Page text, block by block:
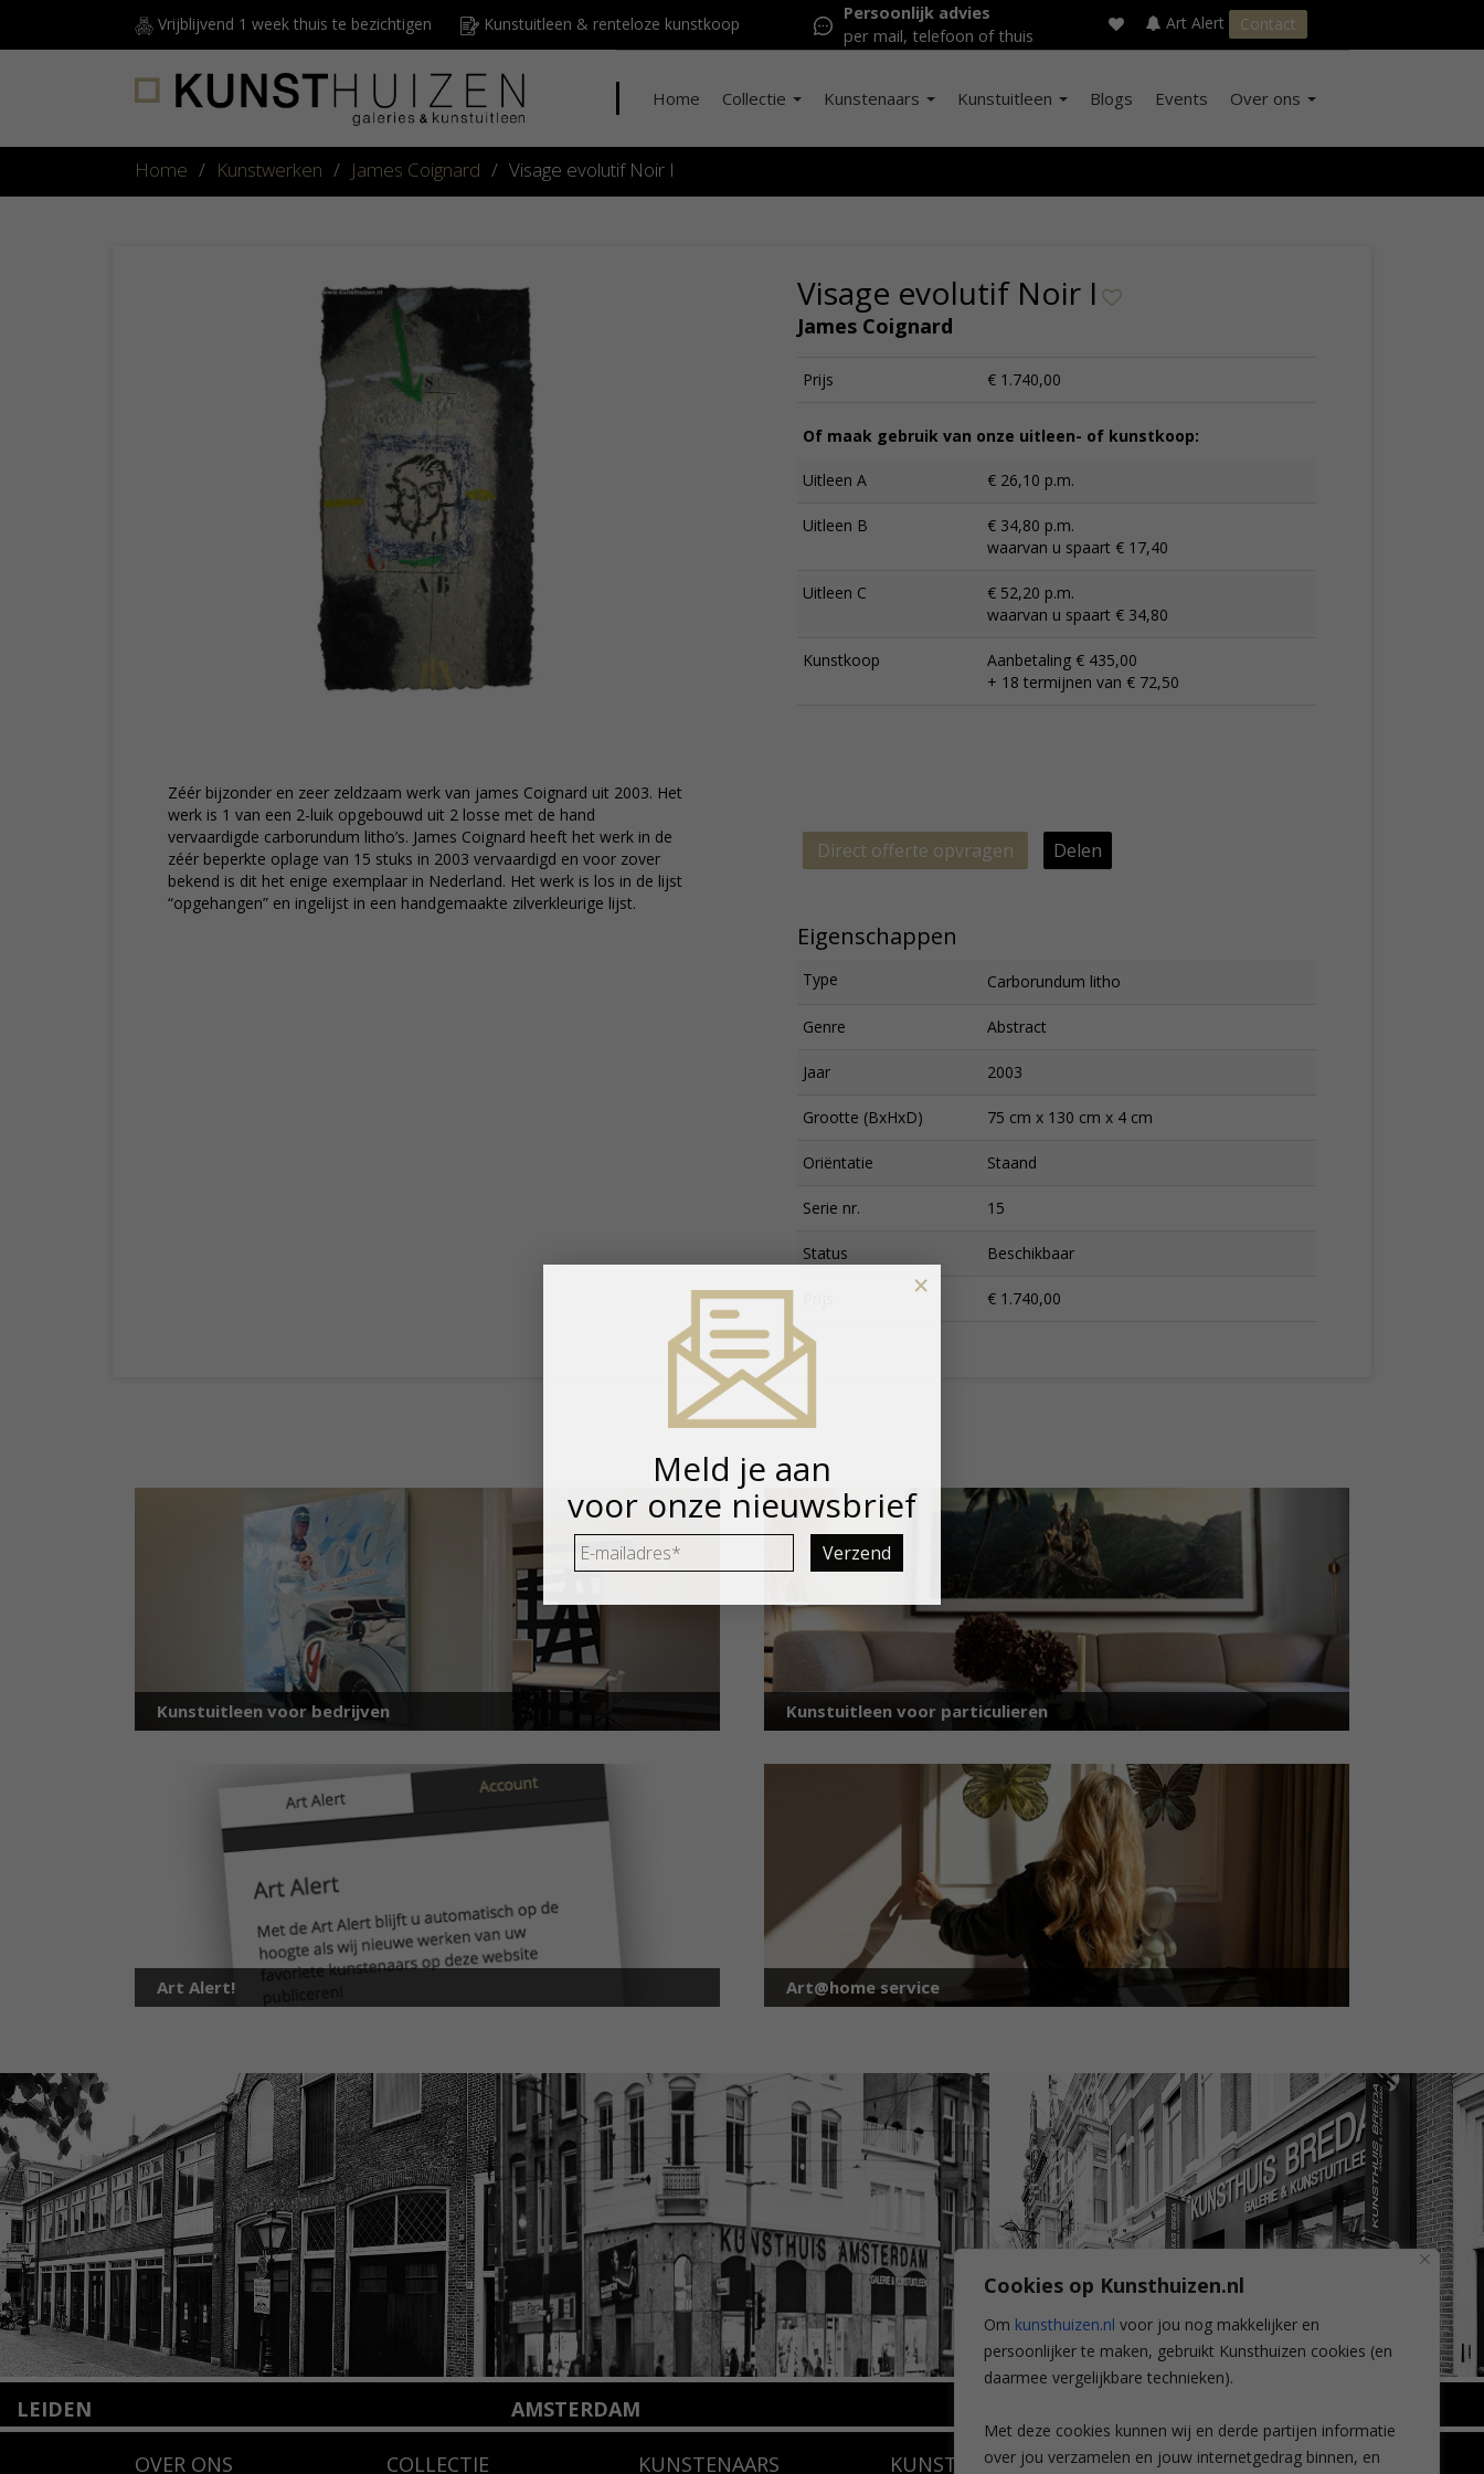
Cookies op Kunsthuizen.nl
Om kunsthuizen.nl voor jou nog makkelijker en
persoonlijker te maken, gebruikt Kunsthuizen cookies (en
daarmee vergelijkbare technieken).
Met deze cookies kunnen wij en derde partijen informatie
over jou verzamelen en jouw internetgedrag binnen, en
Vrijblijvend 1 week thuis te bezichtigen Kunstuitleen & renteloze kunstkoop
Persoonlijk advies
per mail, telefoon of thuis
Art Alert Contact
Home Collectie Kunstenaars Kunstuitleen Blogs Events Over ons
Home / Kunstwerken / James Coignard / Visage evolutif Noir I
Zéér bijzonder en zeer zeldzaam werk van james Coignard uit 2003. Het
werk is 1 van een 2-luik opgebouwd uit 2 losse met de hand
vervaardigde carborundum litho’s. James Coignard heeft het werk in de
zéér beperkte oplage van 15 stuks in 2003 vervaardigd en voor zover
bekend is dit het enige exemplaar in Nederland. Het werk is los in de lijst
“opgehangen” en ingelijst in een handgemaakte zilverkleurige lijst.
Visage evolutif Noir I
James Coignard
Prijs € 1.740,00
Of maak gebruik van onze uitleen- of kunstkoop:
Uitleen A € 26,10 p.m.
Uitleen B
€ 34,80 p.m.
waarvan u spaart € 17,40
Uitleen C
€ 52,20 p.m.
waarvan u spaart € 34,80
Kunstkoop
Aanbetaling € 435,00
+ 18 termijnen van € 72,50
Direct offerte opvragen Delen
Eigenschappen
Type Carborundum litho
Genre Abstract
Jaar 2003
Grootte (BxHxD) 75 cm x 130 cm x 4 cm
Oriëntatie Staand
Serie nr. 15
Status Beschikbaar
€ 1.740,00
Kunstuitleen voor bedrijven Kunstuitleen voor particulieren
Art Alert! Art@home service
LEIDEN AMSTERDAM
1075 VX Amsterdam
Wilhelminastraat 11
4818 SB Breda
OVER ONS COLLECTIE KUNSTENAARS KUNSTUITLEEN CONTACT
Meld je aan
voor onze nieuwsbrief
E-
mailadres *
×